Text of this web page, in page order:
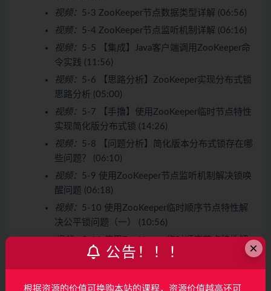
视频： 5-3 ZooKeeper节点数据类型详解 (06:56)
视频： 5-4 ZooKeeper节点监听机制详解 (06:16)
视频： 5-5 【集成】Java客户端调用ZooKeeper命
令实践 (11:56)
视频： 5-6 【思路分析】ZooKeeper实现分布式锁
思路分析 (05:00)
视频： 5-7 【手撸】使用ZooKeeper临时节点特性
实现简化版分布式锁 (14:26)
视频： 5-8 【问题分析】简化版本分布式锁存在哪
些问题？ (06:10)
视频： 5-9 使用ZooKeeper节点监听机制解决锁唤
醒问题 (06:18)
视频： 5-10 使用ZooKeeper临时顺序节点特性解
决公平锁问题（一） (10:56)
决公平锁问题（二） (12:22)
视频：5-12 【手撸】使用Java内存Map解决锁重
入问题 (08:28)
×
公告！！！
根据资源的价值可换购本站的课程，资源价值越高还可